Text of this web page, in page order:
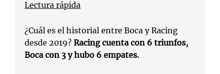
Lectura rápida
¿Cuál es el historial entre Boca y Racing
desde 2019? Racing cuenta con 6 triunfos,
Boca con 3 y hubo 6 empates.